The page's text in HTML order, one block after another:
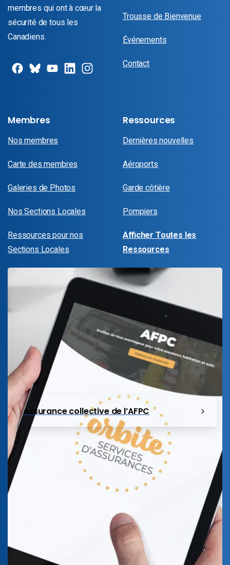
membres qui ont à cœur la
sécurité de tous les
Canadiens.
Trousse de Bienvenue
Événements
Contact
Membres
Nos membres
Carte des membres
Galeries de Photos
Nos Sections Locales
Ressources pour nos
Sections Locales
Ressources
Dernières nouvelles
Aéroports
Garde côtière
Pompiers
Afficher Toutes les
Ressources
Assurance collective de l’AFPC